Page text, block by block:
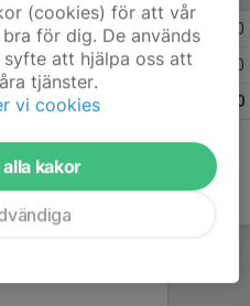
3 0 0 0
15 0 0
0
(cookies) för att vår
för dig. De används
att hjälpa oss att
tjänster.
vi cookies
kakor